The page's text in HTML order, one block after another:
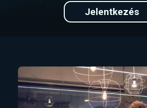
Jelentkezés